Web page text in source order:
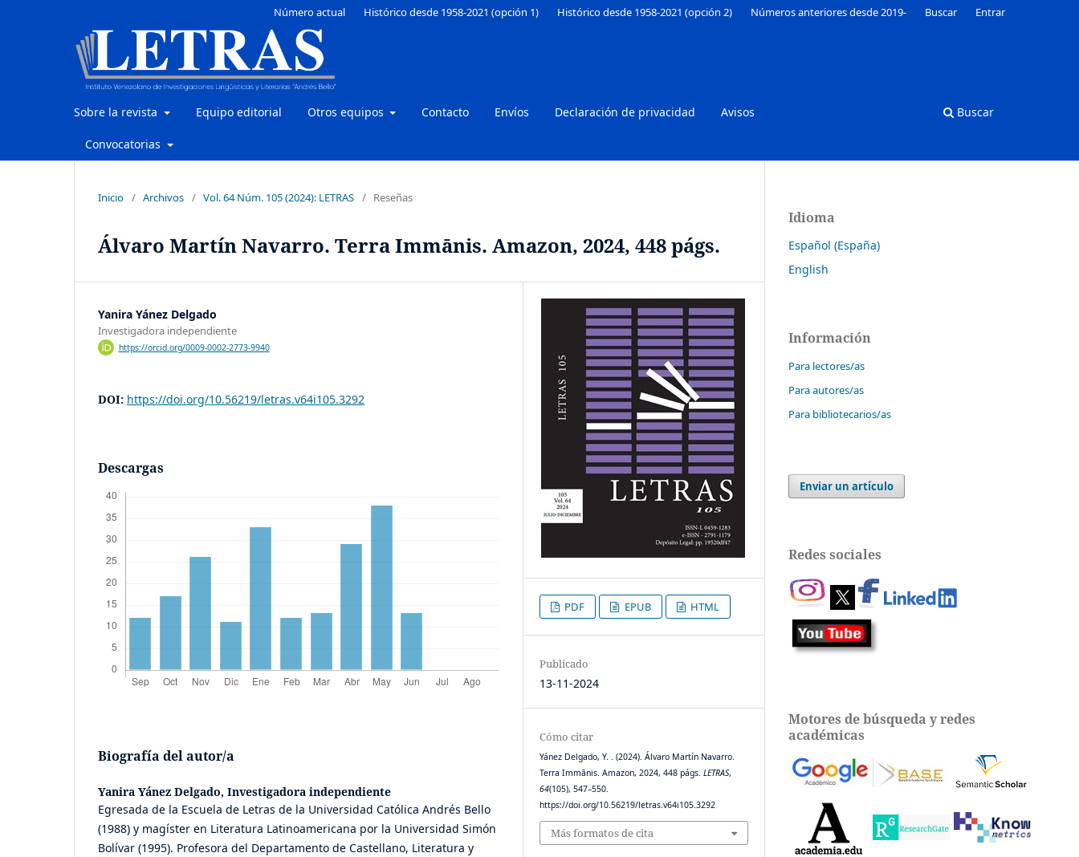
Sobre la revista Equipo editorial Otros equipos Contacto Envíos Declaración de privacidad Avisos
Convocatorias
Buscar
Número actual Histórico desde 1958-2021 (opción 1) Histórico desde 1958-2021 (opción 2) Números anteriores desde 2019- Buscar Entrar
Inicio / Archivos / Vol. 64 Núm. 105 (2024): LETRAS / Reseñas
Álvaro Martín Navarro. Terra Immānis. Amazon, 2024, 448 págs.
Yanira Yánez Delgado
Investigadora independiente
https://orcid.org/0009-0002-2773-9940
DOI: https://doi.org/10.56219/letras.v64i105.3292
Descargas
Biografía del autor/a
Yanira Yánez Delgado, Investigadora independiente
Egresada de la Escuela de Letras de la Universidad Católica Andrés Bello
(1988) y magíster en Literatura Latinoamericana por la Universidad Simón
Bolívar (1995). Profesora del Departamento de Castellano, Literatura y
PDF EPUB HTML
Publicado
13-11-2024
Cómo citar
Yánez Delgado, Y. . (2024). Álvaro Martín Navarro.
Terra Immānis. Amazon, 2024, 448 págs.LETRAS,
64(105), 547–550.
https://doi.org/10.56219/letras.v64i105.3292
Más formatos de cita
Idioma
Español (España)
English
Información
Para lectores/as
Para autores/as
Para bibliotecarios/as
Enviar un artículo
Redes sociales
Motores de búsqueda y redes
académicas